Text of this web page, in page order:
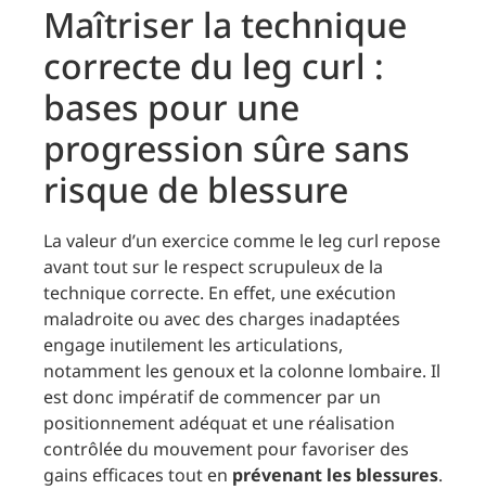
Maîtriser la technique
correcte du leg curl :
bases pour une
progression sûre sans
risque de blessure
La valeur d’un exercice comme le leg curl repose
avant tout sur le respect scrupuleux de la
technique correcte. En effet, une exécution
maladroite ou avec des charges inadaptées
engage inutilement les articulations,
notamment les genoux et la colonne lombaire. Il
est donc impératif de commencer par un
positionnement adéquat et une réalisation
contrôlée du mouvement pour favoriser des
gains efficaces tout en prévenant les blessures.